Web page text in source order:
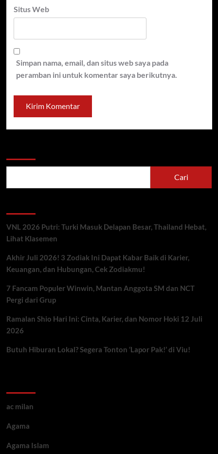
Situs Web
Simpan nama, email, dan situs web saya pada
peramban ini untuk komentar saya berikutnya.
Cari
VNL 2026 Putri: Turki Masuk Delapan Besar, Thailand Hebat,
Lihat Klasemen
Akhir Juli 2026! 3 Zodiak Ini Dapat Kabar Baik di Karier,
Keuangan, dan Hubungan, Cek Zodiakmu!
7 Fancam Populer Winwin, Mantan Anggota SM dan NCT
Pergi dari Grup
Ramalan Shio Hari Ini: Cinta, Karier, dan Nomor Hoki 12 Juli
2026
Butuh Hiburan Lokal? Segera Tonton ‘Lapor Pak!’ di Viu!
ac milan
Agama
Agama Islam